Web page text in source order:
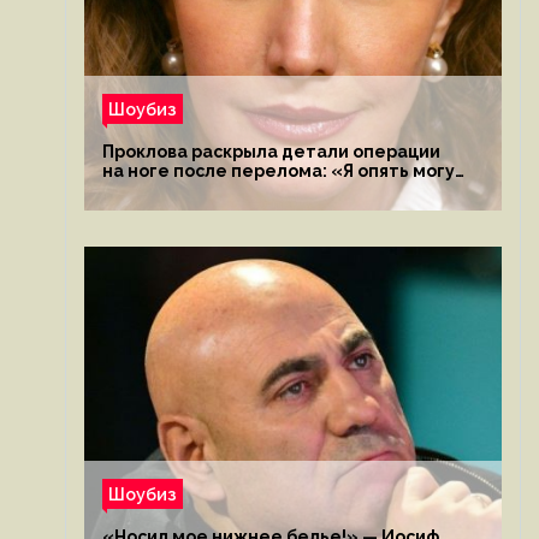
Шоубиз
Проклова раскрыла детали операции
на ноге после перелома: «Я опять могу
ходить»
Шоубиз